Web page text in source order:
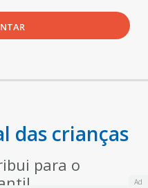
das crianças
para o
Ad